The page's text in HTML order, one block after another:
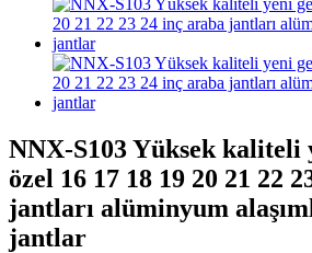
NNX-S103 Yüksek kaliteli
özel 16 17 18 19 20 21 22
jantları alüminyum
jantlar